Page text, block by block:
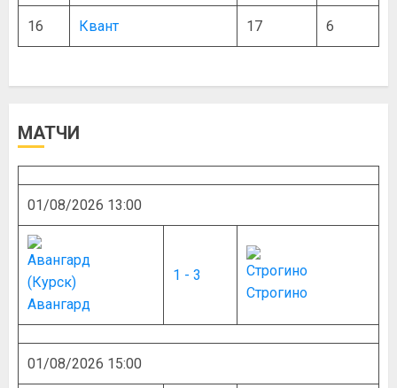
16 Квант 17 6
МАТЧИ
01/08/2026 13:00
Авангард
1 - 3
Строгино
01/08/2026 15:00